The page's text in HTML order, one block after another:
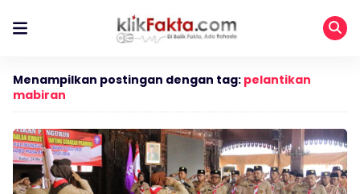
Menampilkan postingan dengan tag: pelantikan
mabiran